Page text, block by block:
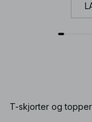
T-skjorter og topper